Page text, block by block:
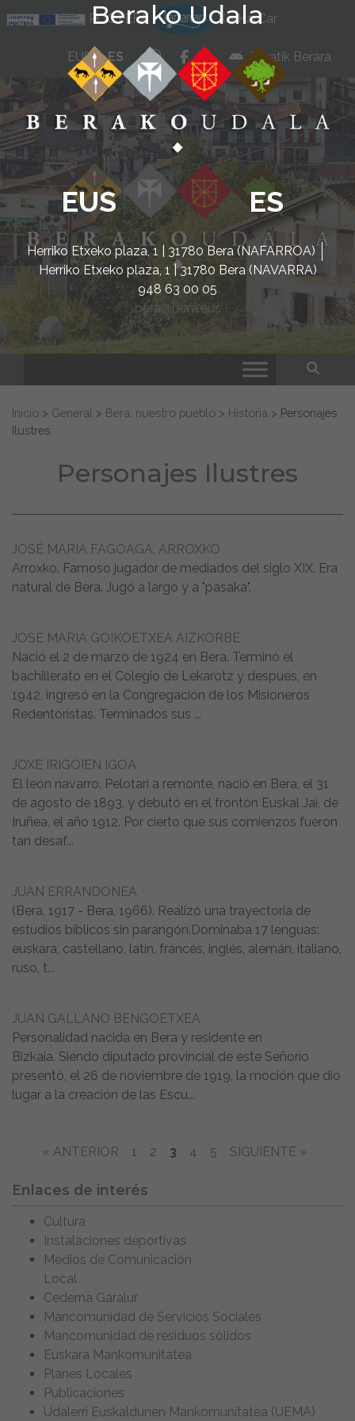
Berako Udala
EUS ES
Herriko Etxeko plaza, 1 | 31780 Bera (NAFARROA)
Herriko Etxeko plaza, 1 | 31780 Bera (NAVARRA)
948 63 00 05
bera@bera.eus
POCTEFA KarKarCar
EUS ES whatsapp
facebook
instagram
Beratik Berara
Buscar:
Inicio > General > Bera: nuestro pueblo > Historia > Personajes
Ilustres
Personajes Ilustres
JOSÉ MARÍA FAGOAGA, ARROXKO
Arroxko. Famoso jugador de mediados del siglo XIX. Era
natural de Bera. Jugó a largo y a "pasaka".
JOSE MARIA GOIKOETXEA AIZKORBE
Nació el 2 de marzo de 1924 en Bera. Terminó el
bachillerato en el Colegio de Lekarotz y después, en
1942, ingresó en la Congregación de los Misioneros
Redentoristas. Terminados sus ...
JOXE IRIGOIEN IGOA
El león navarro. Pelotari a remonte, nació en Bera, el 31
de agosto de 1893, y debutó en el frontón Euskal Jai, de
Iruñea, el año 1912. Por cierto que sus comienzos fueron
tan desaf...
JUAN ERRANDONEA
(Bera, 1917 - Bera, 1966). Realizó una trayectoria de
estudios bíblicos sin parangón.Dominaba 17 lenguas:
euskara, castellano, latín, francés, inglés, alemán, italiano,
ruso, t...
JUAN GALLANO BENGOETXEA
Personalidad nacida en Bera y residente en
Bizkaia. Siendo diputado provincial de este Señorío
presentó, el 26 de noviembre de 1919, la moción que dio
lugar a la creación de las Escu...
« ANTERIOR 1 2 3 4 5 SIGUIENTE »
Enlaces de interés
Cultura
Instalaciones deportivas
Medios de Comunicación
Local
Cederna Garalur
Mancomunidad de Servicios Sociales
Mancomunidad de residuos sólidos
Euskara Mankomunitatea
Planes Locales
Publicaciones
Udalerri Euskaldunen Mankomunitatea (UEMA)